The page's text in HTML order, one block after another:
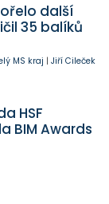
další
35 balíků
MS kraj | Jiří Cileček
HSF
BIM Awards